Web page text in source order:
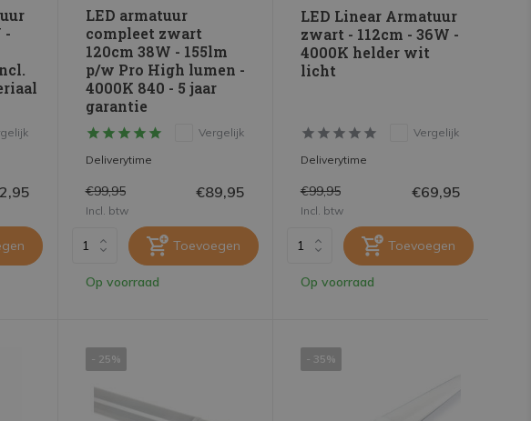
-
LED armatuur
compleet zwart
120cm 38W - 155lm
p/w Pro High lumen -
4000K 840 - 5 jaar
garantie
Vergelijk
Deliverytime
€99,95 €89,95
Incl. btw
Toevoegen
Op voorraad
LED Linear Armatuur
zwart - 112cm - 36W -
4000K helder wit
licht
Vergelijk
Deliverytime
€99,95 €69,95
Incl. btw
Toevoegen
Op voorraad
- 25% - 35%